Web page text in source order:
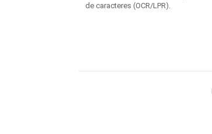
de caracteres (OCR/LPR).